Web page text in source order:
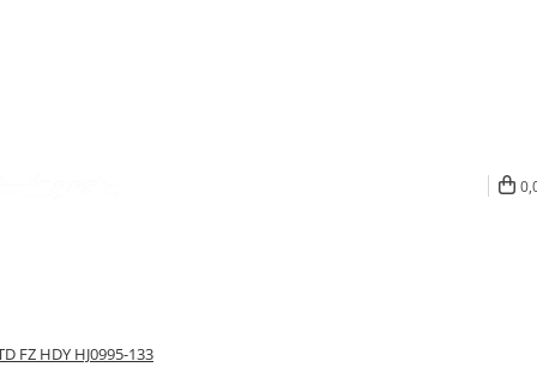
FZ HDY HJ0995-133